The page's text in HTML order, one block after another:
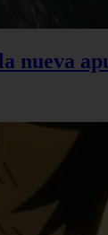
nueva